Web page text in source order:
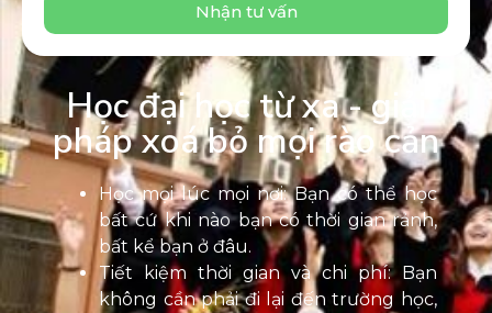
Nhận tư vấn
Học đại học từ xa - giải
pháp xoá bỏ mọi rào cản
Học mọi lúc mọi nơi: Bạn có thể học
bất cứ khi nào bạn có thời gian rảnh,
bất kể bạn ở đâu.
Tiết kiệm thời gian và chi phí: Bạn
không cần phải đi lại đến trường học,